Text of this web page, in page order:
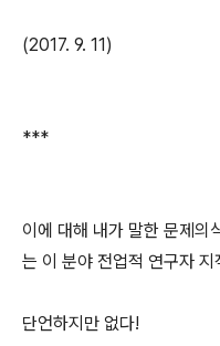
(2017. 9. 11)
***
이에 대해 내가 말한 문제의
는 이 분야 전업적 연구자
단언하지만 없다!